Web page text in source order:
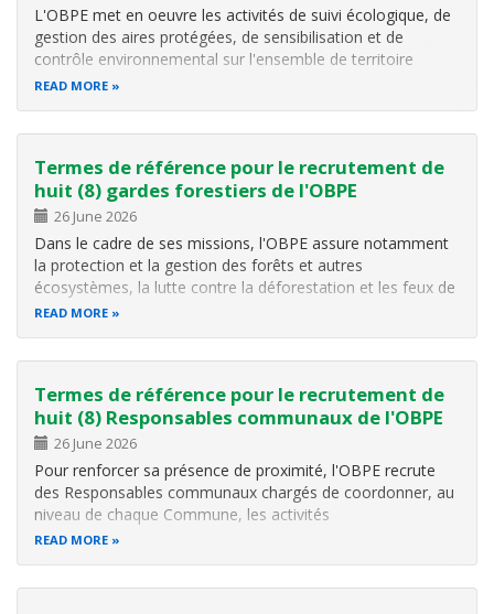
L'OBPE met en oeuvre les activités de suivi écologique, de
gestion des aires protégées, de sensibilisation et de
contrôle environnemental sur l'ensemble de territoire
national. Ces activités nécessitent des déplacements
READ MORE
Termes de référence pour le recrutement de
huit (8) gardes forestiers de l'OBPE
26 June 2026
Dans le cadre de ses missions, l'OBPE assure notamment
la protection et la gestion des forêts et autres
écosystèmes, la lutte contre la déforestation et les feux de
brousse, le contrôle de l'exploitation des ressources
READ MORE
Termes de référence pour le recrutement de
huit (8) Responsables communaux de l'OBPE
26 June 2026
Pour renforcer sa présence de proximité, l'OBPE recrute
des Responsables communaux chargés de coordonner, au
niveau de chaque Commune, les activités
environnementales et forestières. Pour plus d'informations
READ MORE